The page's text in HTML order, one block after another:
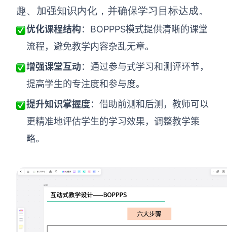
涂鸦画板
敏捷实践
流程整理
数据流图
趣、加强知识内化，并确保学习目标达成。
优化课程结构：BOPPPS模式提供清晰的课堂
流程，避免教学内容杂乱无章。
增强课堂互动：通过参与式学习和测评环节，
提高学生的专注度和参与度。
提升知识掌握度：借助前测和后测，教师可以
更精准地评估学生的学习效果，调整教学策
略。